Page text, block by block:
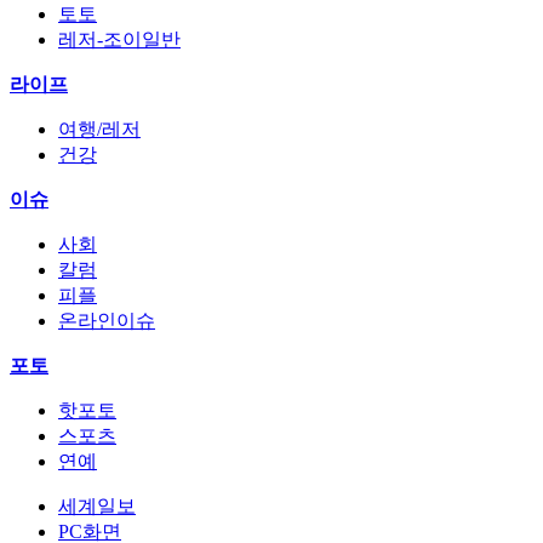
토토
레저-조이일반
라이프
여행/레저
건강
이슈
사회
칼럼
피플
온라인이슈
포토
핫포토
스포츠
연예
세계일보
PC화면